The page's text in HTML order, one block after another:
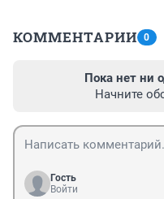
КОММЕНТАРИИ 0
Пока нет ни
Начните
Гость
Войти